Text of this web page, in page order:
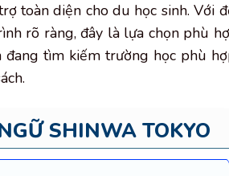
toàn diện cho du học sinh. Với
rõ ràng, đây là lựa chọn phù
tìm kiếm trường học phù
SHINWA TOKYO